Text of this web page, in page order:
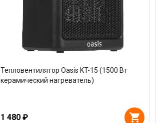
Тепловентилятор Oasis KT-15 (1500 Вт
керамический нагреватель)
1 480 ₽